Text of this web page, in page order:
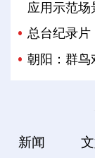
应用示范场
总台纪录片
朝阳：群鸟
新闻